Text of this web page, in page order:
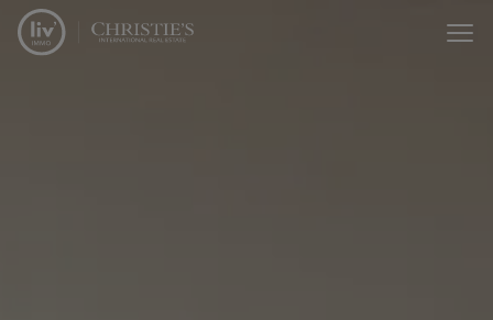
Passer le menu et aller au contenu